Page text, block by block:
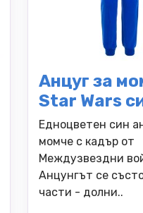
Анцуг за
Star Wars
Едноцветен син
момче с кадър от
Междузвездни
Анцунгът се
части - долни..